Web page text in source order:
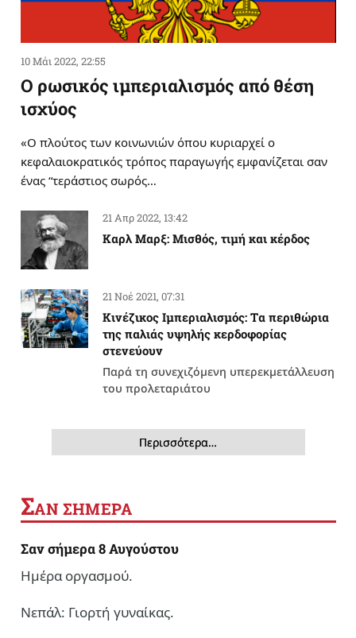
10 Μάι 2022, 22:55
Ο ρωσικός ιμπεριαλισμός από θέση
ισχύος
«Ο πλούτος των κοινωνιών όπου κυριαρχεί ο
κεφαλαιοκρατικός τρόπος παραγωγής εμφανίζεται σαν
ένας “τεράστιος σωρός…
21 Απρ 2022, 13:42
Καρλ Μαρξ: Μισθός, τιμή και κέρδος
21 Νοέ 2021, 07:31
Κινέζικος Ιμπεριαλισμός: Tα περιθώρια
της παλιάς υψηλής κερδοφορίας
στενεύουν
Παρά τη συνεχιζόμενη υπερεκμετάλλευση
του προλεταριάτου
Περισσότερα…
ΣΑΝ ΣΗΜΕΡΑ
Σαν σήμερα 8 Αυγούστου
Ημέρα οργασμού.
Νεπάλ: Γιορτή γυναίκας.